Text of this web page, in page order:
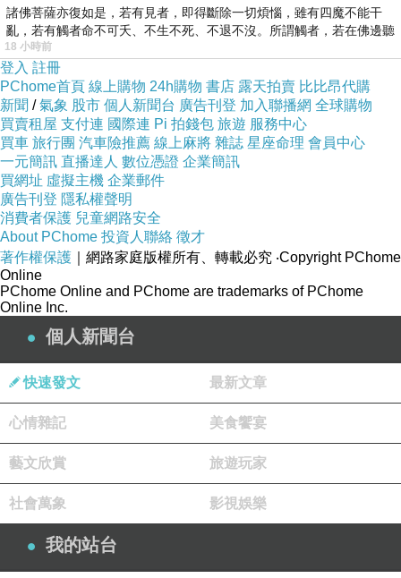
諸佛菩薩亦復如是，若有見者，即得斷除一切煩惱，雖有四魔不能干
亂，若有觸者命不可夭、不生不死、不退不沒。所謂觸者，若在佛邊聽
受
18 小時前
登入 註冊
PChome首頁 線上購物 24h購物 書店 露天拍賣 比比昂代購
新聞 /氣象 股市 個人新聞台 廣告刊登 加入聯播網 全球購物
買賣租屋 支付連 國際連 Pi 拍錢包 旅遊 服務中心
買車 旅行團 汽車險推薦 線上麻將 雜誌 星座命理 會員中心
一元簡訊 直播達人 數位憑證 企業簡訊
買網址 虛擬主機 企業郵件
廣告刊登 隱私權聲明
消費者保護 兒童網路安全
About PChome 投資人聯絡 徵才
著作權保護 ｜網路家庭版權所有、轉載必究 ‧Copyright PChome
Online
PChome Online and PChome are trademarks of PChome
Online Inc.
個人新聞台
快速發文 最新文章
心情雜記 美食饗宴
藝文欣賞 旅遊玩家
社會萬象 影視娛樂
我的站台